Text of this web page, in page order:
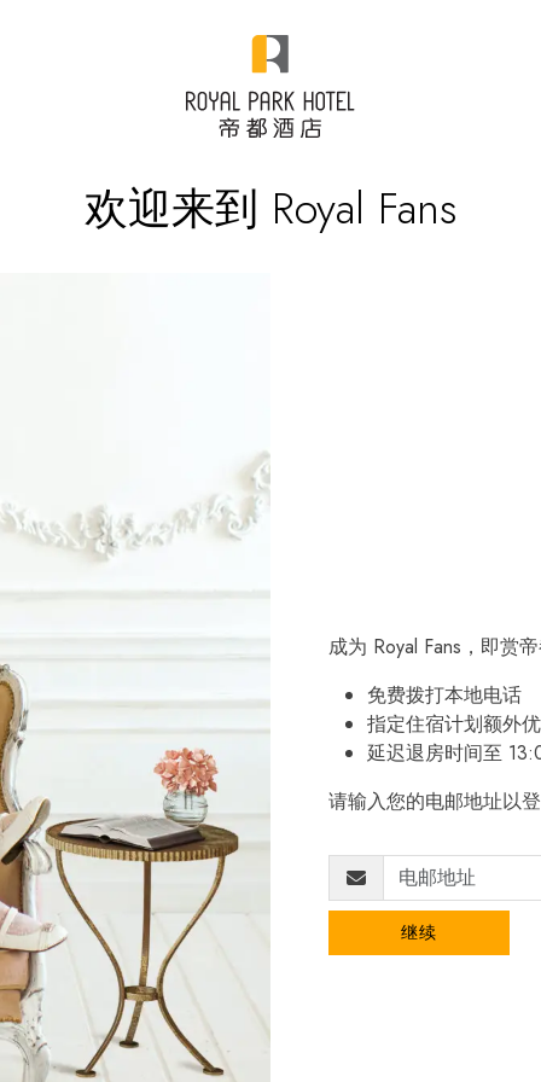
欢迎来到 Royal Fans
成为 Royal Fans，即赏
免费拨打本地电话
指定住宿计划额外
延迟退房时间至
请输入您的电邮地址以
继续